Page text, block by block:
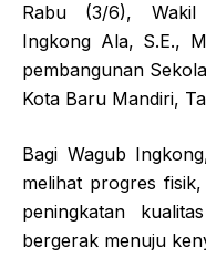
Rabu (3/6), Wakil
Ingkong Ala, S.E.,
pembangunan
Kota Baru Mandiri,
Bagi Wagub
melihat progres
peningkatan
bergerak menuju